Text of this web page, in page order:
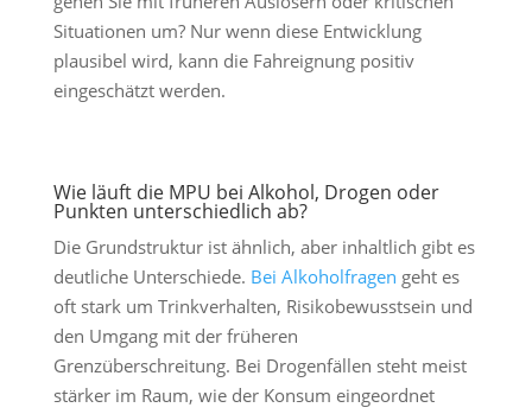
Situationen um? Nur wenn diese Entwicklung
plausibel wird, kann die Fahreignung positiv
eingeschätzt werden.
Wie läuft die MPU bei Alkohol, Drogen oder
Punkten unterschiedlich ab?
Die Grundstruktur ist ähnlich, aber inhaltlich gibt es
deutliche Unterschiede. Bei Alkoholfragen geht es
oft stark um Trinkverhalten, Risikobewusstsein und
den Umgang mit der früheren
Grenzüberschreitung. Bei Drogenfällen steht meist
stärker im Raum, wie der Konsum eingeordnet